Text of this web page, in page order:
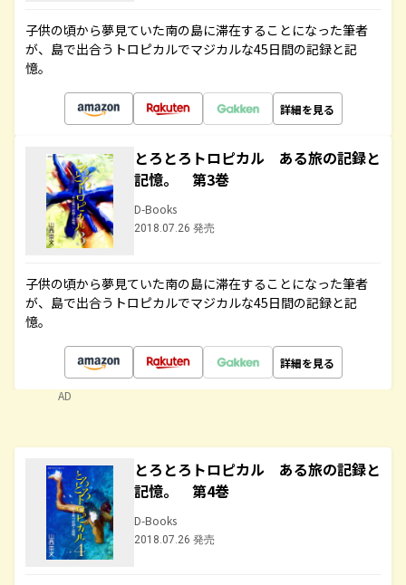
子供の頃から夢見ていた南の島に滞在することになった筆者
が、島で出合うトロピカルでマジカルな45日間の記録と記
憶。
詳細を見る
とろとろトロピカル ある旅の記録と
記憶。 第3巻
D-Books
2018.07.26 発売
子供の頃から夢見ていた南の島に滞在することになった筆者
が、島で出合うトロピカルでマジカルな45日間の記録と記
憶。
詳細を見る
AD
とろとろトロピカル ある旅の記録と
記憶。 第4巻
D-Books
2018.07.26 発売